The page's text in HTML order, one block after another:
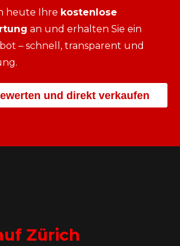
heute Ihre kostenlose
an und erhalten Sie ein
– schnell, transparent und
und direkt verkaufen
Zürich